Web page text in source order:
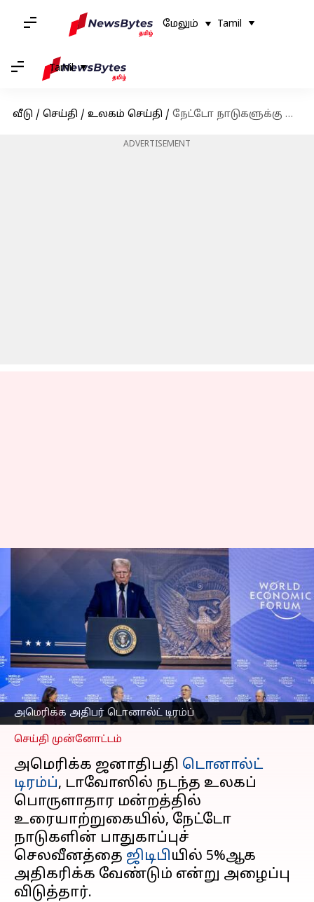
மேலும் Tamil
Tamil
வீடு / செய்தி / உலகம் செய்தி / நேட்டோ நாடுகளுக்கு கிடுக்கிப்பிடி; பாதுகாப்பு பட்ஜெட்டை ஜிடிபியில் 5% ஆக அதிகரிக்க டொனால்ட் டிரம்ப் அறிவுறுத்தல்
ADVERTISEMENT
அமெரிக்க அதிபர் டொனால்ட் டிரம்ப்
நேட்டோ நாடுகளுக்கு
கிடுக்கிப்பிடி; பாதுகாப்பு
பட்ஜெட்டை ஜிடிபியில் 5%
ஆக அதிகரிக்க
டொனால்ட் டிரம்ப்
அறிவுறுத்தல்
எழுதியவர் Sekar Chinnappan Jan 24, 2025 11:27 am
செய்தி முன்னோட்டம்
அமெரிக்க ஜனாதிபதி டொனால்ட்
டிரம்ப், டாவோஸில் நடந்த உலகப்
பொருளாதார மன்றத்தில்
உரையாற்றுகையில், நேட்டோ
நாடுகளின் பாதுகாப்புச்
செலவீனத்தை ஜிடிபியில் 5%ஆக
அதிகரிக்க வேண்டும் என்று அழைப்பு
விடுத்தார்.